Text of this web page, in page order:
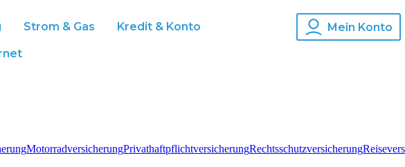
Strom & Gas Kredit & Konto Mein Konto
MotorradversicherungPrivathaftpflichtversicherungRechtsschutzversicherung